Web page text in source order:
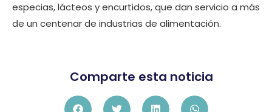
especias, lácteos y encurtidos, que dan servicio a más
de un centenar de industrias de alimentación.
Comparte esta noticia